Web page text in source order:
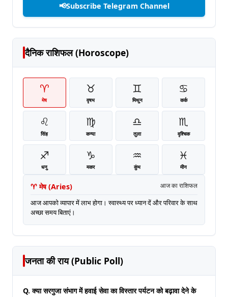
📢Subscribe Telegram Channel
दैनिक राशिफल (Horoscope)
♈
मेष
♉
वृषभ
♊
मिथुन
♋
कर्क
♌
सिंह
♍
कन्या
♎
तुला
♏
वृश्चिक
♐
धनु
♑
मकर
♒
कुंभ
♓
मीन
♈ मेष(Aries) आज का राशिफल
आज आपको व्यापार में लाभ होगा। स्वास्थ्य पर ध्यान दें और परिवार के साथ
अच्छा समय बिताएं।
जनता की राय (Public Poll)
Q. क्या सरगुजा संभाग में हवाई सेवा का विस्तार पर्यटन को बढ़ावा देने के